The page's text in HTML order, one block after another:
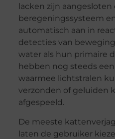
lacken zijn aangesloten
beregeningssysteem
automatisch aan in
detecties van
water als hun primaire
hebben nog steeds
waarmee lichtstralen
verzonden of geluiden
afgespeeld.
De meeste
laten de gebruiker